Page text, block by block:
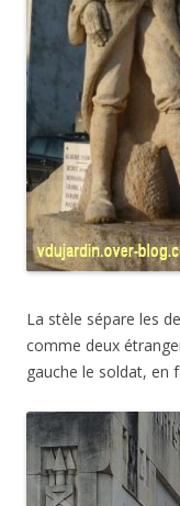
La stèle sépare les
comme deux
gauche le soldat, en